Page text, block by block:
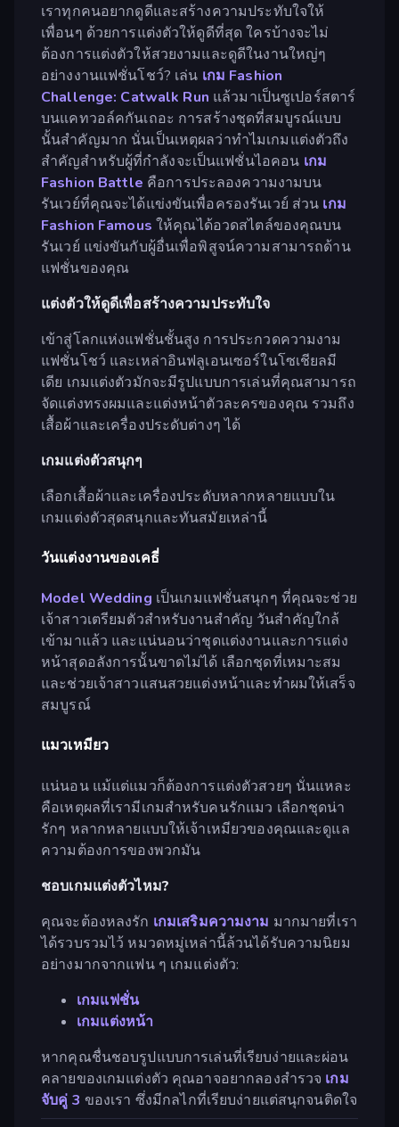
เราทุกคนอยากดูดีและสร้างความประทับใจให้
เพื่อนๆ ด้วยการแต่งตัวให้ดูดีที่สุด ใครบ้างจะไม่
ต้องการแต่งตัวให้สวยงามและดูดีในงานใหญ่ๆ
อย่างงานแฟชั่นโชว์? เล่น เกม Fashion
Challenge: Catwalk Run แล้วมาเป็นซูเปอร์สตาร์
บนแคทวอล์คกันเถอะ การสร้างชุดที่สมบูรณ์แบบ
นั้นสำคัญมาก นั่นเป็นเหตุผลว่าทำไมเกมแต่งตัวถึง
สำคัญสำหรับผู้ที่กำลังจะเป็นแฟชั่นไอคอน เกม
Fashion Battle คือการประลองความงามบน
รันเวย์ที่คุณจะได้แข่งขันเพื่อครองรันเวย์ ส่วน เกม
Fashion Famous ให้คุณได้อวดสไตล์ของคุณบน
รันเวย์ แข่งขันกับผู้อื่นเพื่อพิสูจน์ความสามารถด้าน
แฟชั่นของคุณ
แต่งตัวให้ดูดีเพื่อสร้างความประทับใจ
เข้าสู่โลกแห่งแฟชั่นชั้นสูง การประกวดความงาม
แฟชั่นโชว์ และเหล่าอินฟลูเอนเซอร์ในโซเชียลมี
เดีย เกมแต่งตัวมักจะมีรูปแบบการเล่นที่คุณสามารถ
จัดแต่งทรงผมและแต่งหน้าตัวละครของคุณ รวมถึง
เสื้อผ้าและเครื่องประดับต่างๆ ได้
เกมแต่งตัวสนุกๆ
เลือกเสื้อผ้าและเครื่องประดับหลากหลายแบบใน
เกมแต่งตัวสุดสนุกและทันสมัยเหล่านี้
วันแต่งงานของเคธี่
Model Wedding เป็นเกมแฟชั่นสนุกๆ ที่คุณจะช่วย
เจ้าสาวเตรียมตัวสำหรับงานสำคัญ วันสำคัญใกล้
เข้ามาแล้ว และแน่นอนว่าชุดแต่งงานและการแต่ง
หน้าสุดอลังการนั้นขาดไม่ได้ เลือกชุดที่เหมาะสม
และช่วยเจ้าสาวแสนสวยแต่งหน้าและทำผมให้เสร็จ
สมบูรณ์
แมวเหมียว
แน่นอน แม้แต่แมวก็ต้องการแต่งตัวสวยๆ นั่นแหละ
คือเหตุผลที่เรามีเกมสำหรับคนรักแมว เลือกชุดน่า
รักๆ หลากหลายแบบให้เจ้าเหมียวของคุณและดูแล
ความต้องการของพวกมัน
ชอบเกมแต่งตัวไหม?
คุณจะต้องหลงรัก เกมเสริมความงาม มากมายที่เรา
ได้รวบรวมไว้ หมวดหมู่เหล่านี้ล้วนได้รับความนิยม
อย่างมากจากแฟน ๆ เกมแต่งตัว:
เกมแฟชั่น
เกมแต่งหน้า
หากคุณชื่นชอบรูปแบบการเล่นที่เรียบง่ายและผ่อน
คลายของเกมแต่งตัว คุณอาจอยากลองสำรวจ เกม
จับคู่ 3 ของเรา ซึ่งมีกลไกที่เรียบง่ายแต่สนุกจนติดใจ